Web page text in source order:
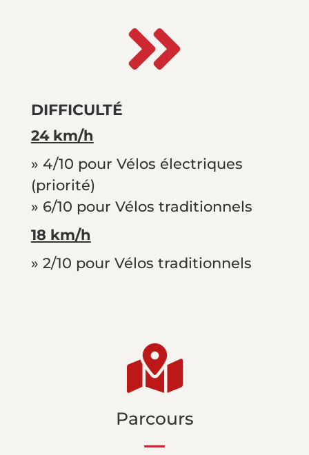

DIFFICULTÉ
24 km/h
» 4/10 pour Vélos électriques
(priorité)
» 6/10 pour Vélos traditionnels
18 km/h
» 2/10 pour Vélos traditionnels

Parcours